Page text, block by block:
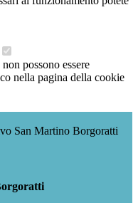
possono essere
nella pagina della cookie
San Martino Borgoratti